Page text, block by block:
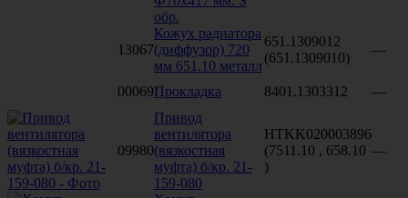
обр.
13067
Кожух радиатора
(диффузор) 720
мм 651.10 металл
651.1309012
(651.1309010)
—
00069Прокладка 8401.1303312 —
09980
Привод
вентилятора
(вязкостная
муфта) б/кр. 21-
159-080
HTKK020003896
(7511.10 , 658.10
)
—